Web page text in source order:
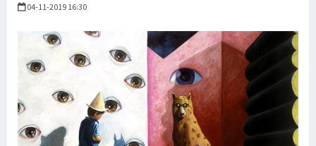
04-11-2019 16:30